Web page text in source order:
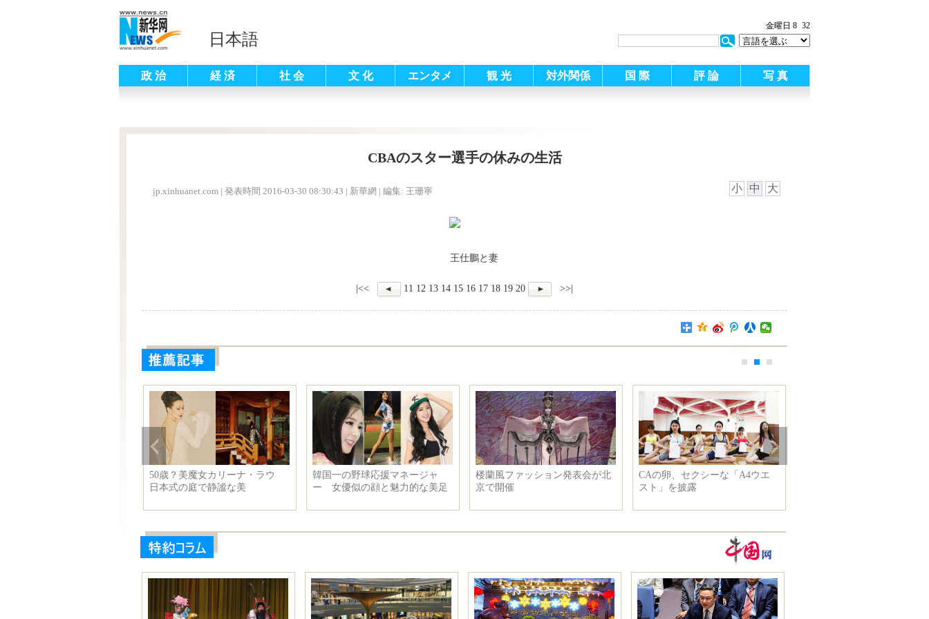
日本語
金曜日 8 32
政 治 経 済 社 会 文 化 エンタメ 観 光 対外関係 国 際 評 論 写 真
CBAのスター選手の休みの生活
jp.xinhuanet.com | 発表時間 2016-03-30 08:30:43 | 新華網 | 編集: 王珊寧 小 中 大
王仕鵬と妻
|<< 11 12 13 14 15 16 17 18 19 20 >>|
50歳？美魔女カリーナ・ラウ
日本式の庭で静謐な美
韓国一の野球応援マネージャ
ー 女優似の顔と魅力的な美足
楼蘭風ファッション発表会が北
京で開催
CAの卵、セクシーな「A4ウエ
スト」を披露